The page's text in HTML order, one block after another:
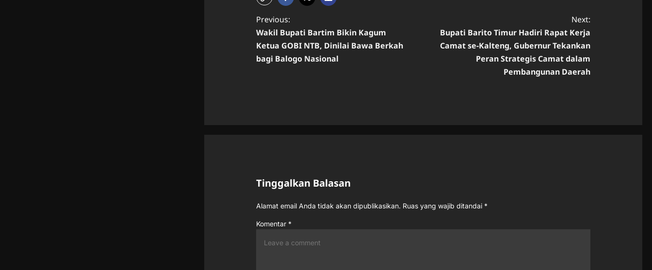
P
o
s
a
i
o
Previous:
Wakil Bupati Bartim Bikin Kagum
Ketua GOBI NTB, Dinilai Bawa Berkah
bagi Balogo Nasional
Next:
Bupati Barito Timur Hadiri Rapat Kerja
Camat se-Kalteng, Gubernur Tekankan
Peran Strategis Camat dalam
Pembangunan Daerah
Tinggalkan Balasan
Alamat email Anda tidak akan dipublikasikan. Ruas yang wajib ditandai *
Komentar *